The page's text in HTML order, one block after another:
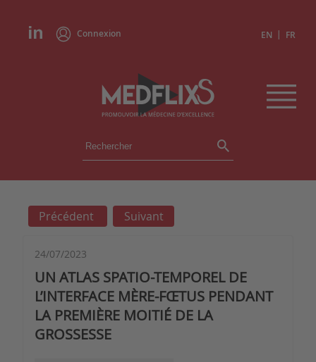
Connexion EN | FR
ÉVÉNEMENTS
INSTITUTIONS
REVUES DE PRESSE
CONGRÈS EN RÉSUMÉ
Précédent Suivant
24/07/2023
UN ATLAS SPATIO-TEMPOREL DE
L’INTERFACE MÈRE-FŒTUS PENDANT
LA PREMIÈRE MOITIÉ DE LA
GROSSESSE